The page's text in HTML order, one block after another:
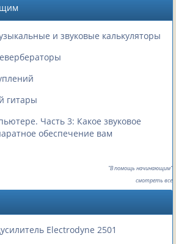
и звуковые калькуляторы
гитары
Часть 3: Какое звуковое
обеспечение вам
"В помощь начинающим"
смотреть все
Electrodyne 2501